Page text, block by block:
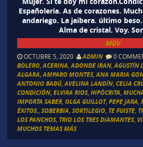
Españoleria. As de corazones.
andariego. La jaibera. último
Alma de cristal. Voy.
MDV
OCTUBRE 5, 2020 ADMIN 0
BOLERO, ACERINA ADONDE IRAN, AGUSTÍN
ALGARA AMPARO MONTES, ANA MARIA
ANTONIO BADÚ, AVELINA LANDÍN, CELIA
CONDICIÓN, ELVIRA RIOS, HIPÓCRITA
IMPORTA SABER, OLGA GUILLOT, PEPE JARA
ÉXITOS. SOBERBIA SORTILEGIO, TE FUISTE,
LOS PANCHOS, TRIO LOS TRES DIAMANTES,
MUCHOS TEMAS MÁS